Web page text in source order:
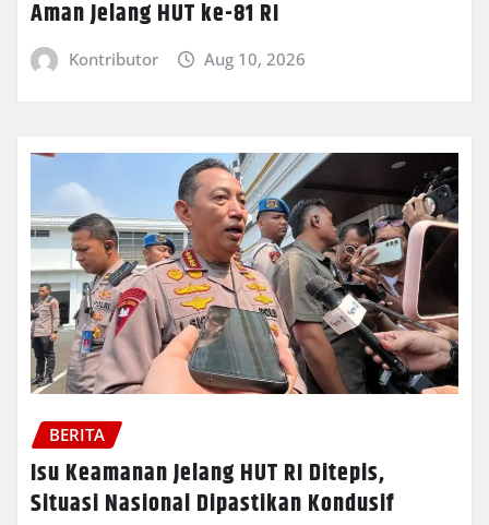
Aman Jelang HUT ke-81 RI
Kontributor Aug 10, 2026
BERITA
Isu Keamanan Jelang HUT RI Ditepis,
Situasi Nasional Dipastikan Kondusif